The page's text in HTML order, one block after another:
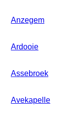
Anzegem
Ardooie
Assebroek
Avekapelle